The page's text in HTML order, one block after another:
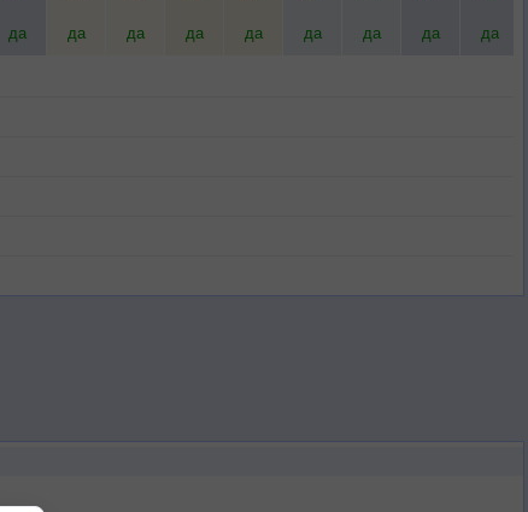
да да да да да да да да да